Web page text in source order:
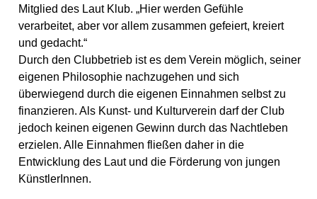
Mitglied des Laut Klub. „Hier werden Gefühle
verarbeitet, aber vor allem zusammen gefeiert, kreiert
und gedacht.“
Durch den Clubbetrieb ist es dem Verein möglich, seiner
eigenen Philosophie nachzugehen und sich
überwiegend durch die eigenen Einnahmen selbst zu
finanzieren. Als Kunst- und Kulturverein darf der Club
jedoch keinen eigenen Gewinn durch das Nachtleben
erzielen. Alle Einnahmen fließen daher in die
Entwicklung des Laut und die Förderung von jungen
KünstlerInnen.